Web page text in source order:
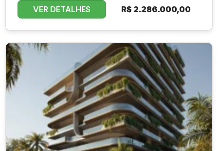
VER DETALHES R$ 2.286.000,00